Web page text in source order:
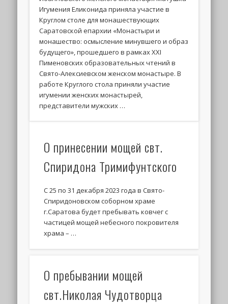
Игумения Еликонида приняла участие в
Круглом столе для монашествующих
Саратовской епархии «Монастыри и
монашество: осмысление минувшего и образ
будущего», прошедшего в рамках XXI
Пименовских образовательных чтений в
Свято-Алексиевском женском монастыре. В
работе Круглого стола приняли участие
игумении женских монастырей,
представители мужских …
О принесении мощей свт.
Спиридона Тримифунтского
С 25 по 31 декабря 2023 года в Свято-
Спиридоновском соборном храме
г.Саратова будет пребывать ковчег с
частицей мощей небесного покровителя
храма – …
О пребывании мощей
свт.Николая Чудотворца